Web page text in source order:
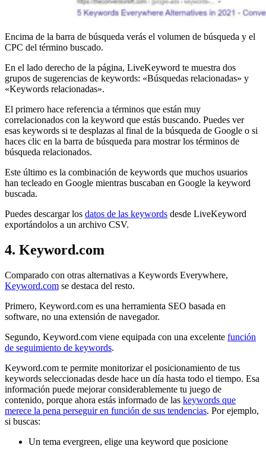
Encima de la barra de búsqueda verás el volumen de búsqueda y el
CPC del término buscado.
En el lado derecho de la página, LiveKeyword te muestra dos
grupos de sugerencias de keywords: «Búsquedas relacionadas» y
«Keywords relacionadas».
El primero hace referencia a términos que están muy
correlacionados con la keyword que estás buscando. Puedes ver
esas keywords si te desplazas al final de la búsqueda de Google o si
haces clic en la barra de búsqueda para mostrar los términos de
búsqueda relacionados.
Este último es la combinación de keywords que muchos usuarios
han tecleado en Google mientras buscaban en Google la keyword
buscada.
Puedes descargar los datos de las keywords desde LiveKeyword
exportándolos a un archivo CSV.
4. Keyword.com
Comparado con otras alternativas a Keywords Everywhere,
Keyword.com se destaca del resto.
Primero, Keyword.com es una herramienta SEO basada en
software, no una extensión de navegador.
Segundo, Keyword.com viene equipada con una excelente función
de seguimiento de keywords.
Keyword.com te permite monitorizar el posicionamiento de tus
keywords seleccionadas desde hace un día hasta todo el tiempo. Esa
información puede mejorar considerablemente tu juego de
contenido, porque ahora estás informado de las keywords que
merece la pena perseguir en función de sus tendencias. Por ejemplo,
si buscas:
Un tema evergreen, elige una keyword que posicione